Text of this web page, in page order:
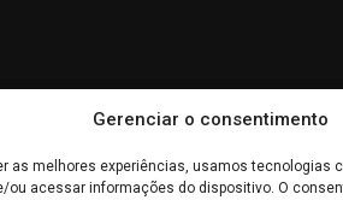
Gerenciar o consentimento
as melhores experiências, usamos tecnologias
ou acessar informações do dispositivo. O